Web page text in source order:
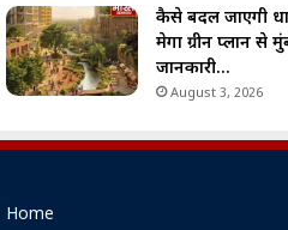
कैसे बदल जाएगी
मेगा ग्रीन प्लान
जानकारी…
August 3, 2026
Home